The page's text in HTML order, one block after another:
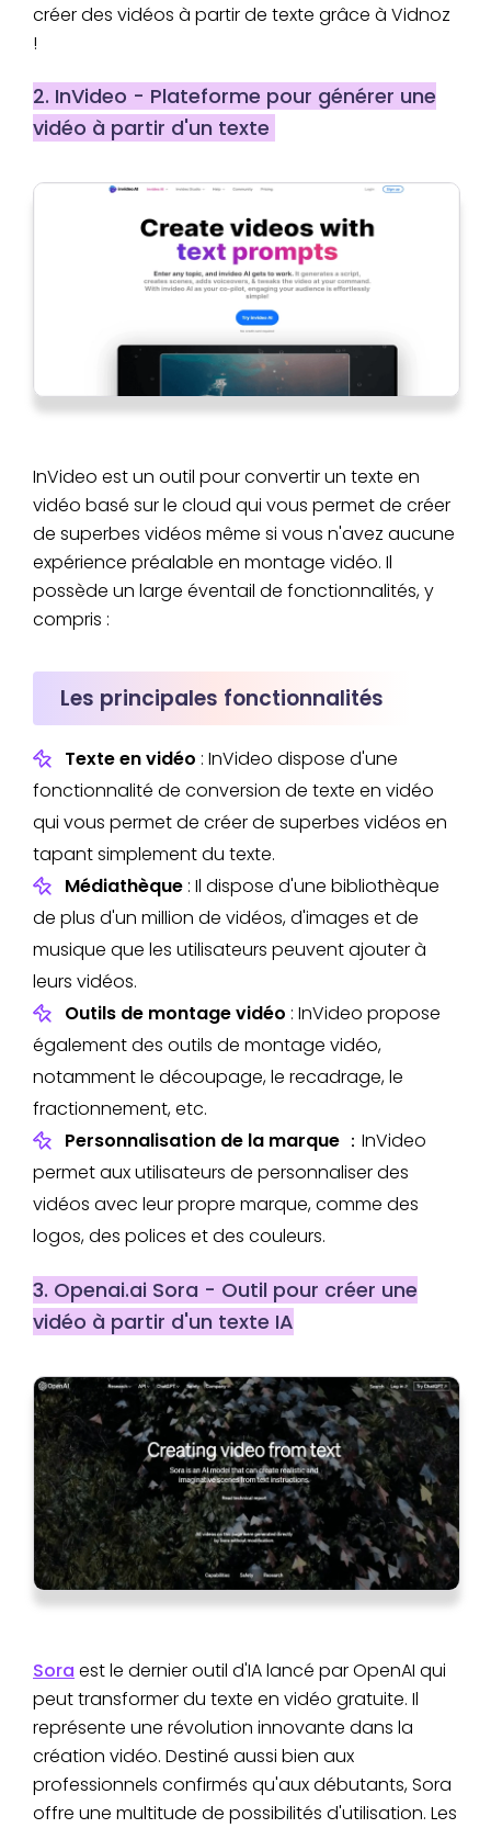
créer des vidéos à partir de texte grâce à Vidnoz
!
2. InVideo - Plateforme pour générer une
vidéo à partir d'un texte
InVideo est un outil pour convertir un texte en
vidéo basé sur le cloud qui vous permet de créer
de superbes vidéos même si vous n'avez aucune
expérience préalable en montage vidéo. Il
possède un large éventail de fonctionnalités, y
compris :
Les principales fonctionnalités
Texte en vidéo : InVideo dispose d'une
fonctionnalité de conversion de texte en vidéo
qui vous permet de créer de superbes vidéos en
tapant simplement du texte.
Médiathèque : Il dispose d'une bibliothèque
de plus d'un million de vidéos, d'images et de
musique que les utilisateurs peuvent ajouter à
leurs vidéos.
Outils de montage vidéo : InVideo propose
également des outils de montage vidéo,
notamment le découpage, le recadrage, le
fractionnement, etc.
Personnalisation de la marque ：InVideo
permet aux utilisateurs de personnaliser des
vidéos avec leur propre marque, comme des
logos, des polices et des couleurs.
3. Openai.ai Sora - Outil pour créer une
vidéo à partir d'un texte IA
Sora est le dernier outil d'IA lancé par OpenAI qui
peut transformer du texte en vidéo gratuite. Il
représente une révolution innovante dans la
création vidéo. Destiné aussi bien aux
professionnels confirmés qu'aux débutants, Sora
offre une multitude de possibilités d'utilisation. Les